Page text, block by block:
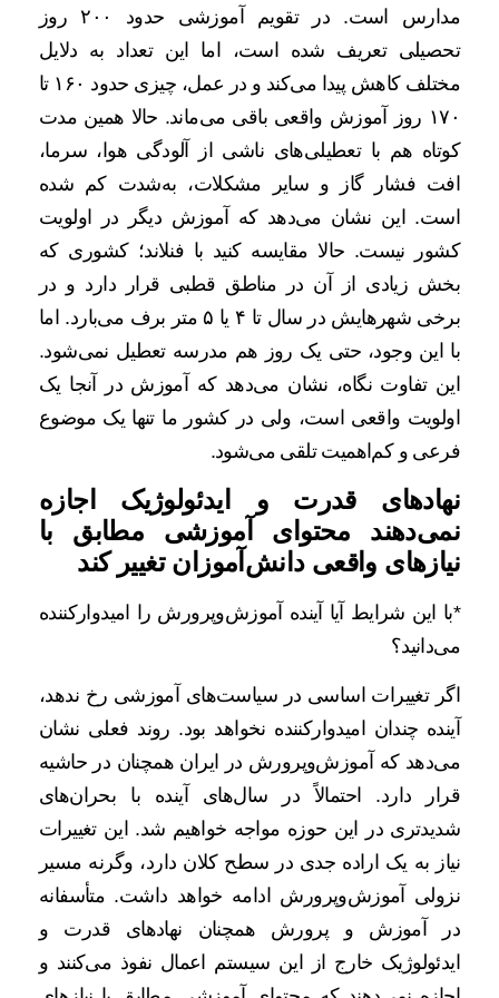
مدارس است. در تقویم آموزشی حدود ۲۰۰ روز
تحصیلی تعریف شده است، اما این تعداد به دلایل
مختلف کاهش پیدا می‌کند و در عمل، چیزی حدود ۱۶۰ تا
۱۷۰ روز آموزش واقعی باقی می‌ماند. حالا همین مدت
کوتاه هم با تعطیلی‌های ناشی از آلودگی هوا، سرما،
افت فشار گاز و سایر مشکلات، به‌شدت کم شده
است. این نشان می‌دهد که آموزش دیگر در اولویت
کشور نیست. حالا مقایسه کنید با فنلاند؛ کشوری که
بخش زیادی از آن در مناطق قطبی قرار دارد و در
برخی شهرهایش در سال تا ۴ یا ۵ متر برف می‌بارد. اما
با این وجود، حتی یک روز هم مدرسه تعطیل نمی‌شود.
این تفاوت نگاه، نشان می‌دهد که آموزش در آنجا یک
اولویت واقعی است، ولی در کشور ما تنها یک موضوع
فرعی و کم‌اهمیت تلقی می‌شود.
نهادهای قدرت و ایدئولوژیک اجازه
نمی‌دهند محتوای آموزشی مطابق با
نیازهای واقعی دانش‌آموزان تغییر کند
*با این شرایط آیا آینده آموزش‌وپرورش را امیدوارکننده
می‌دانید؟
اگر تغییرات اساسی در سیاست‌های آموزشی رخ ندهد،
آینده چندان امیدوارکننده نخواهد بود. روند فعلی نشان
می‌دهد که آموزش‌وپرورش در ایران همچنان در حاشیه
قرار دارد. احتمالاً در سال‌های آینده با بحران‌های
شدیدتری در این حوزه مواجه خواهیم شد. این تغییرات
نیاز به یک اراده جدی در سطح کلان دارد، وگرنه مسیر
نزولی آموزش‌وپرورش ادامه خواهد داشت. متأسفانه
در آموزش و پرورش همچنان نهادهای قدرت و
ایدئولوژیک خارج از این سیستم اعمال نفوذ می‌کنند و